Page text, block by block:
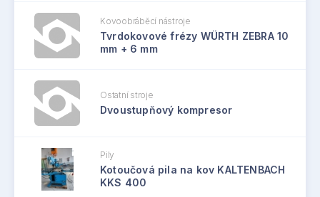
Kovoobráběcí nástroje
Tvrdokovové frézy WÜRTH ZEBRA 10
mm + 6 mm
Ostatní stroje
Dvoustupňový kompresor
Pily
Kotoučová pila na kov KALTENBACH
KKS 400